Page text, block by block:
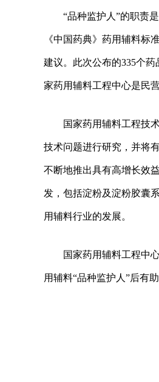
“品种监护人”的职责
《中国药典》药用辅料标
建议。此次公布的335个
家药用辅料工程中心是民
国家药用辅料工程技
技术问题进行研究，并将
不断地推出具有高增长效
发，包括淀粉及淀粉胶囊
用辅料行业的发展。
国家药用辅料工程中
用辅料“品种监护人”后有